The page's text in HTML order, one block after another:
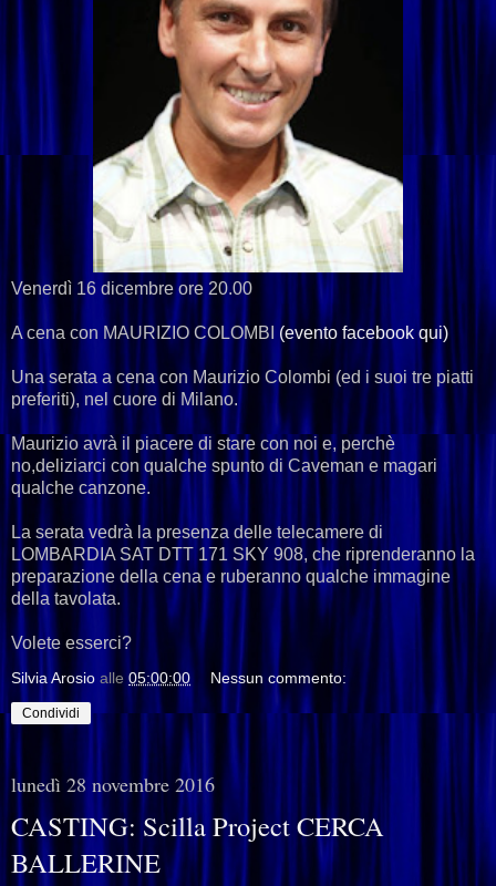
Venerdì 16 dicembre ore 20.00
A cena con MAURIZIO COLOMBI (evento facebook qui)
Una serata a cena con Maurizio Colombi (ed i suoi tre piatti
preferiti), nel cuore di Milano.
Maurizio avrà il piacere di stare con noi e, perchè
no,deliziarci con qualche spunto di Caveman e magari
qualche canzone.
La serata vedrà la presenza delle telecamere di
LOMBARDIA SAT DTT 171 SKY 908, che riprenderanno la
preparazione della cena e ruberanno qualche immagine
della tavolata.
Volete esserci?
Silvia Arosio alle 05:00:00 Nessun commento:
Condividi
lunedì 28 novembre 2016
CASTING: Scilla Project CERCA
BALLERINE